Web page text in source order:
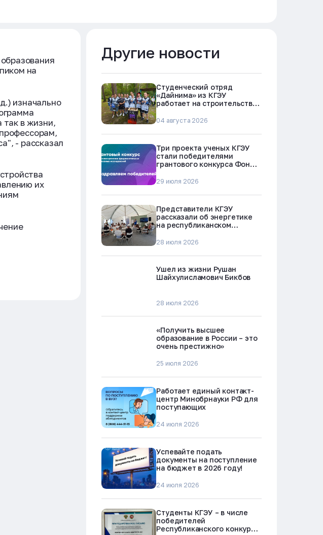
на
изначально
так в жизни,
- рассказал
их
Другие новости
Студенческий отряд
«Дайнима» из КГЭУ
работает на строительстве
04 августа 2026
Три проекта ученых КГЭУ
стали победителями
грантового конкурса Фонда
Республики Татарстан
29 июля 2026
Представители КГЭУ
рассказали об энергетике
на республиканском
«Профессии будущего»
28 июля 2026
Ушел из жизни Рушан
Шайхулисламович Бикбов
28 июля 2026
«Получить высшее
образование в России – это
очень престижно»
25 июля 2026
Работает единый контакт-
центр Минобрнауки РФ для
поступающих
24 июля 2026
Успевайте подать
документы на поступление
на бюджет в 2026 году!
24 июля 2026
Студенты КГЭУ – в числе
победителей
Республиканского конкурса